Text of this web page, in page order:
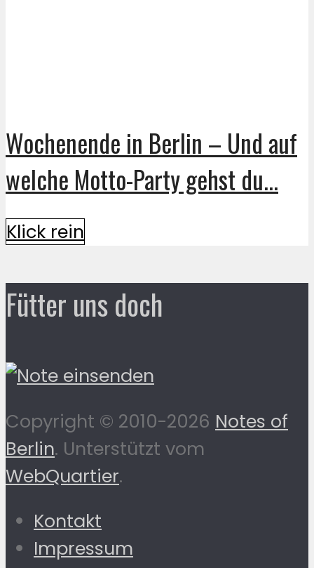
Wochenende in Berlin – Und auf
welche Motto-Party gehst du...
Klick rein
Fütter uns doch
Copyright © 2010-2026 Notes of
Berlin. Unterstützt vom
WebQuartier.
Kontakt
Impressum